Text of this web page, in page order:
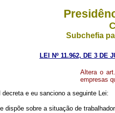
Subchefia
LEI Nº 11.962, DE 3 DE
Altera o
empresas
e eu sanciono a seguinte Lei:
dispõe sobre a situação de